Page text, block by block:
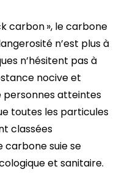
carbon », le carbone
n’est plus à
n’hésitent pas à
nocive et
personnes atteintes
toutes les particules
classées
carbone suie se
et sanitaire.